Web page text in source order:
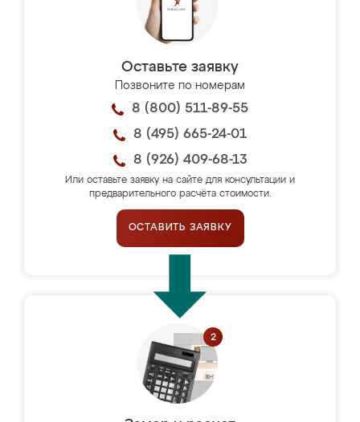
Оставьте заявку
Позвоните по номерам
8 (800) 511-89-55
8 (495) 665-24-01
8 (926) 409-68-13
Или оставьте заявку на сайте для консультации и
предварительного расчёта стоимости.
ОСТАВИТЬ ЗАЯВКУ